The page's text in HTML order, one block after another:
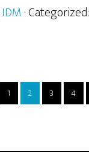
IDM · Categorized:
Go
to
1
Go
to
2
Go
to
3
Go
to
4